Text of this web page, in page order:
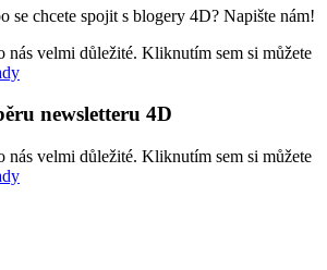
se chcete spojit s blogery 4D? Napište nám!
nás velmi důležité. Kliknutím sem si můžete
newsletteru 4D
nás velmi důležité. Kliknutím sem si můžete